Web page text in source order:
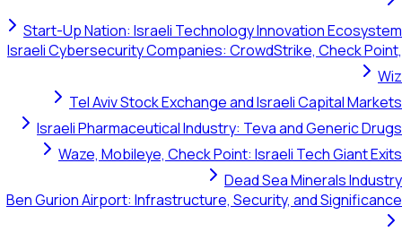
Start-Up Nation: Israeli Technology Innovation Ecosystem
Israeli Cybersecurity Companies: CrowdStrike, Check Point,
Wiz
Tel Aviv Stock Exchange and Israeli Capital Markets
Israeli Pharmaceutical Industry: Teva and Generic Drugs
Waze, Mobileye, Check Point: Israeli Tech Giant Exits
Dead Sea Minerals Industry
Ben Gurion Airport: Infrastructure, Security, and Significance